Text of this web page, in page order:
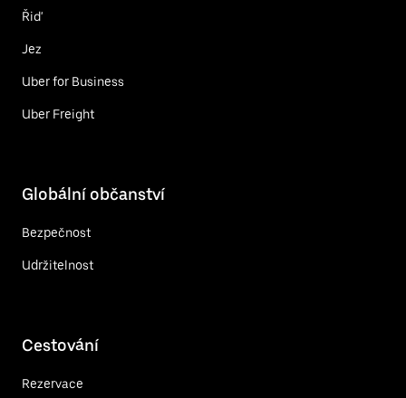
Řiď
Jez
Uber for Business
Uber Freight
Globální občanství
Bezpečnost
Udržitelnost
Cestování
Rezervace